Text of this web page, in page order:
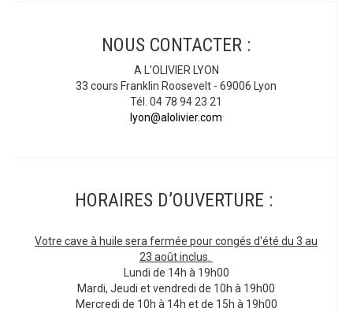
NOUS CONTACTER :
A L'OLIVIER LYON
33 cours Franklin Roosevelt - 69006 Lyon
Tél. 04 78 94 23 21
lyon@alolivier.com
HORAIRES D’OUVERTURE :
Votre cave à huile sera fermée pour congés d'été du 3 au
23 août inclus.
Lundi de 14h à 19h00
Mardi, Jeudi et vendredi de 10h à 19h00
Mercredi de 10h à 14h et de 15h à 19h00